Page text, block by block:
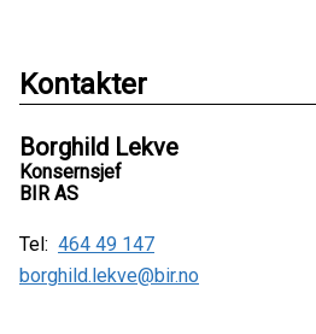
Kontakter
Borghild Lekve
Konsernsjef
BIR AS
Tel: 464 49 147
borghild.lekve@bir.no